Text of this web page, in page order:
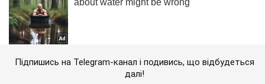
Підпишись на Telegram-канал і подивись, що відбудеться
далі!